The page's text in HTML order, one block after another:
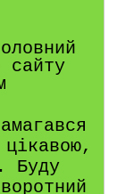
сайту
Буду